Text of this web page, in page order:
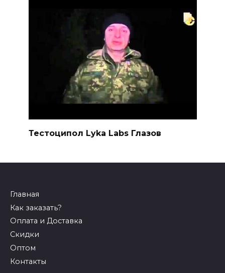
Тестоципол Lyka Labs Глазов
Главная
Как заказать?
Оплата и Доставка
Скидки
Оптом
Контакты